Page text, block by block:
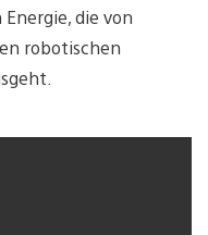
die von
robotischen